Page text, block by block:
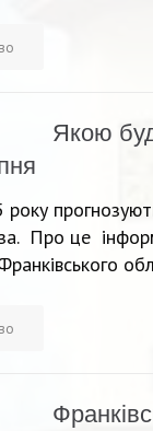
Якою
Про це